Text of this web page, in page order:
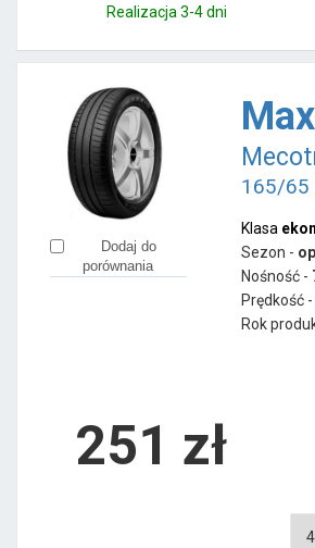
Realizacja 3-4 dni
Dodaj do
porównania
165/65
Klasa
Sezon -
Nośność -
Prędkość -
Rok
251 zł